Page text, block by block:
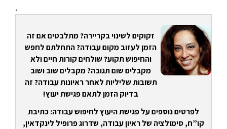
.
זקוקים לשינוי בקריירה? מתלבטים אם זה
הזמן לעזוב מקום עבודה? התחלתם לחפש
והחיפוש תקוע? שולחים קורות חיים ולא
מקבלים שום תגובה? מקבלים שוב ושוב
תשובות שליליות לאחר ראיונות עבודה? זה
בדיוק הזמן לתאם פגישת יעוץ!
לפרטים נוספים על פגישת היעוץ לחיפוש עבודה: כתיבת
קו”ח, סימולציה של ראיון עבודה, שדרוג פרופיל לינקדאין,